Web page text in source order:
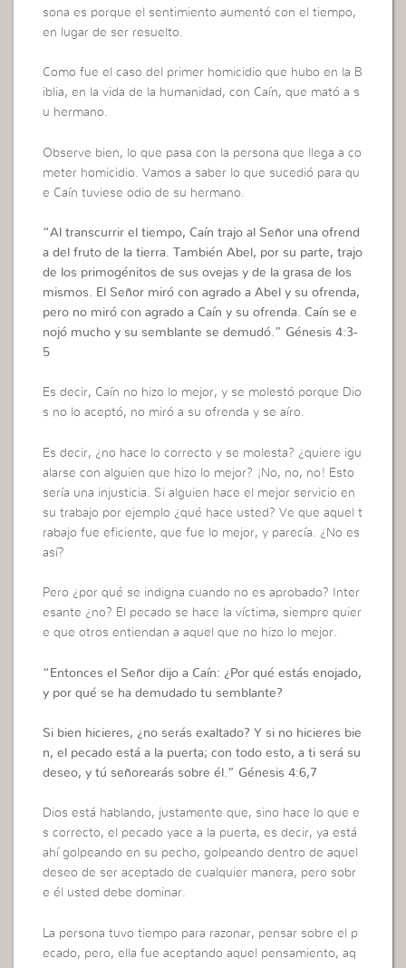
sona es porque el sentimiento aumentó con el tiempo,
en lugar de ser resuelto.
Como fue el caso del primer homicidio que hubo en la B
iblia, en la vida de la humanidad, con Caín, que mató a s
u hermano.
Observe bien, lo que pasa con la persona que llega a co
meter homicidio. Vamos a saber lo que sucedió para qu
e Caín tuviese odio de su hermano.
“Al transcurrir el tiempo, Caín trajo al Señor una ofrend
a del fruto de la tierra. También Abel, por su parte, trajo
de los primogénitos de sus ovejas y de la grasa de los
mismos. El Señor miró con agrado a Abel y su ofrenda,
pero no miró con agrado a Caín y su ofrenda. Caín se e
nojó mucho y su semblante se demudó.” Génesis 4:3-
5
Es decir, Caín no hizo lo mejor, y se molestó porque Dio
s no lo aceptó, no miró a su ofrenda y se aíro.
Es decir, ¿no hace lo correcto y se molesta? ¿quiere igu
alarse con alguien que hizo lo mejor? ¡No, no, no! Esto
sería una injusticia. Si alguien hace el mejor servicio en
su trabajo por ejemplo ¿qué hace usted? Ve que aquel t
rabajo fue eficiente, que fue lo mejor, y parecía. ¿No es
así?
Pero ¿por qué se indigna cuando no es aprobado? Inter
esante ¿no? El pecado se hace la víctima, siempre quier
e que otros entiendan a aquel que no hizo lo mejor.
“ Entonces el Señor dijo a Caín: ¿Por qué estás enojado,
y por qué se ha demudado tu semblante?
Si bien hicieres, ¿no serás exaltado? Y si no hicieres bie
n, el pecado está a la puerta; con todo esto, a ti será su
deseo, y tú señorearás sobre él.” Génesis 4:6,7
Dios está hablando, justamente que, sino hace lo que e
s correcto, el pecado yace a la puerta, es decir, ya está
ahí golpeando en su pecho, golpeando dentro de aquel
deseo de ser aceptado de cualquier manera, pero sobr
e él usted debe dominar.
La persona tuvo tiempo para razonar, pensar sobre el p
ecado, pero, ella fue aceptando aquel pensamiento, aq